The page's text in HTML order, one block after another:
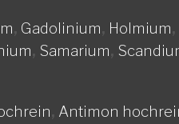
, Gadolinium, Holmium,
, Samarium,
, Antimon